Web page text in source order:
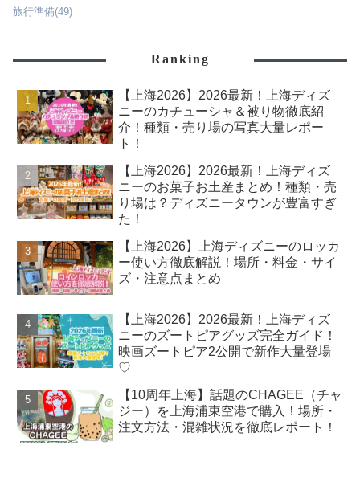
旅行準備(49)
Ranking
【上海2026】2026最新！上海ディズ
ニーのカチューシャ＆被り物徹底紹
介！種類・売り場の写真大量レポー
ト！
【上海2026】2026最新！上海ディズ
ニーのお菓子お土産まとめ！種類・売
り場は？ディズニータウンが豊富すぎ
た！
【上海2026】上海ディズニーのロッカ
ー使い方徹底解説！場所・料金・サイ
ズ・注意点まとめ
【上海2026】2026最新！上海ディズ
ニーのズートピアグッズ完全ガイド！
映画ズートピア2公開で新作大量登場
♡
【10周年上海】話題のCHAGEE（チャ
ジー）を上海浦東空港で購入！場所・
注文方法・混雑状況を徹底レポート！